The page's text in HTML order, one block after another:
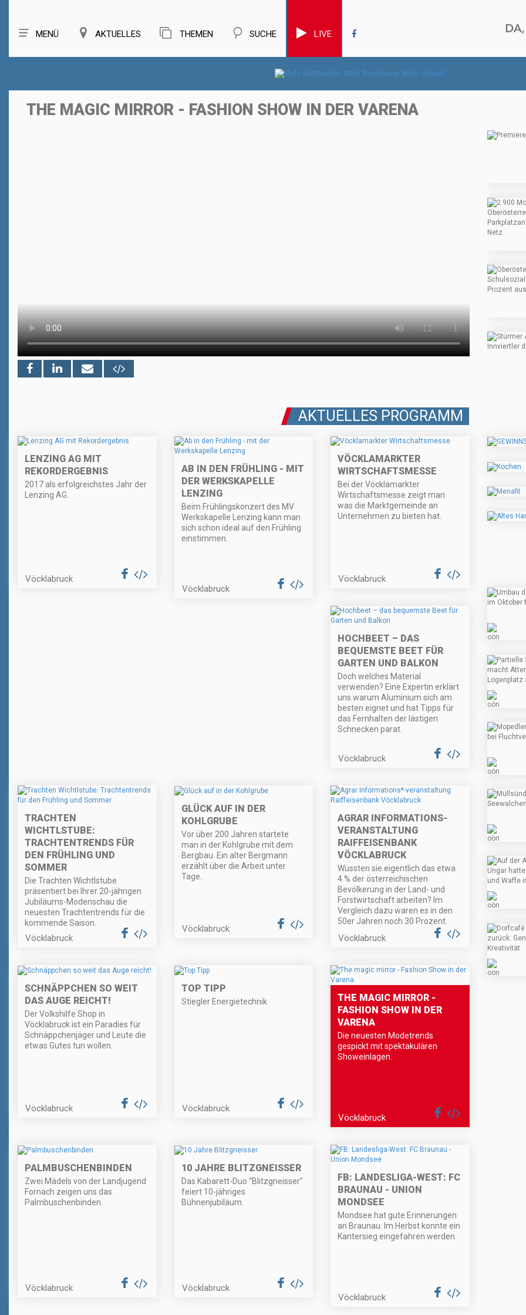
MENÜ AKTUELLES THEMEN SUCHE LIVE
THE MAGIC MIRROR - FASHION SHOW IN DER VARENA
AKTUELLES PROGRAMM
LENZING AG MIT
REKORDERGEBNIS
2017 als erfolgreichstes Jahr der
Lenzing AG.
Vöcklabruck
AB IN DEN FRÜHLING - MIT
DER WERKSKAPELLE
LENZING
Beim Frühlingskonzert des MV
Werkskapelle Lenzing kann man
sich schon ideal auf den Frühling
einstimmen.
Vöcklabruck
VÖCKLAMARKTER
WIRTSCHAFTSMESSE
Bei der Vöcklamarkter
Wirtschaftsmesse zeigt man
was die Marktgemeinde an
Unternehmen zu bieten hat.
Vöcklabruck
HOCHBEET – DAS
BEQUEMSTE BEET FÜR
GARTEN UND BALKON
Doch welches Material
verwenden? Eine Expertin erklärt
uns warum Aluminium sich am
besten eignet und hat Tipps für
das Fernhalten der lästigen
Schnecken parat.
Vöcklabruck
TRACHTEN
WICHTLSTUBE:
TRACHTENTRENDS FÜR
DEN FRÜHLING UND
SOMMER
Die Trachten Wichtlstube
präsentiert bei Ihrer 20-jährigen
Jubiläums-Modenschau die
neuesten Trachtentrends für die
kommende Saison.
Vöcklabruck
GLÜCK AUF IN DER
KOHLGRUBE
Vor über 200 Jahren startete
man in der Kohlgrube mit dem
Bergbau. Ein alter Bergmann
erzählt über die Arbeit unter
Tage.
Vöcklabruck
AGRAR INFORMATIONS-
VERANSTALTUNG
RAIFFEISENBANK
VÖCKLABRUCK
Wussten sie eigentlich das etwa
4 % der österreichischen
Bevölkerung in der Land- und
Forstwirtschaft arbeiten? Im
Vergleich dazu waren es in den
50er Jahren noch 30 Prozent.
Vöcklabruck
SCHNÄPPCHEN SO WEIT
DAS AUGE REICHT!
Der Volkshilfe Shop in
Vöcklabruck ist ein Paradies für
Schnäppchenjäger und Leute die
etwas Gutes tun wollen.
Vöcklabruck
TOP TIPP
Stiegler Energietechnik
Vöcklabruck
THE MAGIC MIRROR -
FASHION SHOW IN DER
VARENA
Die neuesten Modetrends
gespickt mit spektakulären
Showeinlagen.
Vöcklabruck
PALMBUSCHENBINDEN
Zwei Mädels von der Landjugend
Fornach zeigen uns das
Palmbuschenbinden.
Vöcklabruck
10 JAHRE BLITZGNEISSER
Das Kabarett-Duo “Blitzgneisser”
feiert 10-jähriges
Bühnenjubiläum.
Vöcklabruck
FB: LANDESLIGA-WEST: FC
BRAUNAU - UNION
MONDSEE
Mondsee hat gute Erinnerungen
an Braunau. Im Herbst konnte ein
Kantersieg eingefahren werden.
Vöcklabruck